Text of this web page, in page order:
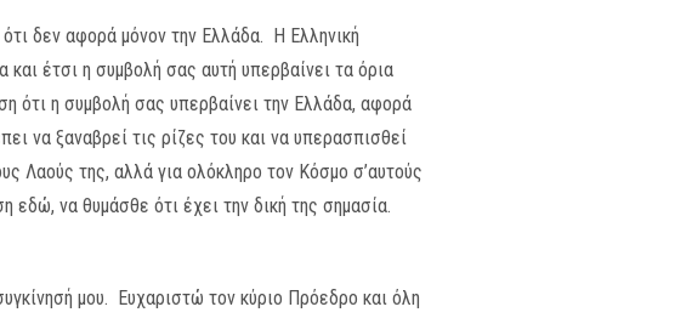
δεν αφορά μόνον την Ελλάδα. Η Ελληνική
έτσι η συμβολή σας αυτή υπερβαίνει τα όρια
ότι η συμβολή σας υπερβαίνει την Ελλάδα, αφορά
να ξαναβρεί τις ρίζες του και να υπερασπισθεί
Λαούς της, αλλά για ολόκληρο τον Κόσμο σ’αυτούς
εδώ, να θυμάσθε ότι έχει την δική της σημασία.
μου. Ευχαριστώ τον κύριο Πρόεδρο και όλη